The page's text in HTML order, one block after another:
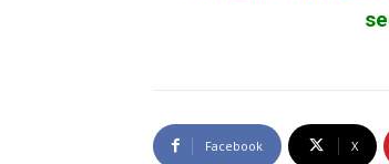
Facebook X